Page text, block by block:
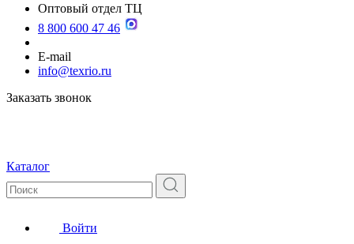
Оптовый отдел ТЦ
8 800 600 47 46
E-mail
info@texrio.ru
Заказать звонок
Каталог
Войти